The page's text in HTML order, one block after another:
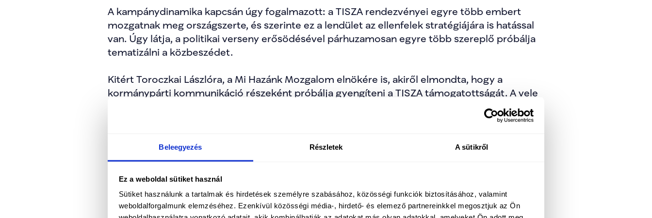
Beleegyezés Részletek A sütikről
Ez a weboldal sütiket használ
Sütiket használunk a tartalmak és hirdetések személyre szabásához, közösségi funkciók biztosításához, valamint
weboldalforgalmunk elemzéséhez. Ezenkívül közösségi média-, hirdető- és elemező partnereinkkel megosztjuk az Ön
A kampánydinamika kapcsán úgy fogalmazott: a TISZA rendezvényei egyre több embert
mozgatnak meg országszerte, és szerinte ez a lendület az ellenfelek stratégiájára is hatással
van. Úgy látja, a politikai verseny erősödésével párhuzamosan egyre több szereplő próbálja
tematizálni a közbeszédet.
Kitért Toroczkai Lászlóra, a Mi Hazánk Mozgalom elnökére is, akiről elmondta, hogy a
kormánypárti kommunikáció részeként próbálja gyengíteni a TISZA támogatottságát. A vele
helyszíneken, vele szemben nem folyt rendőrségi eljárás, ingatlanügyei pedig minden
Magyar Péter hangsúlyozta: a TISZA célja továbbra is a rendszerváltás, amelyhez szerinte
fegyelmezett, békés és aktív részvételre van szükség. Arra kérte támogatóit, hogy a
Kiemelte, hogy a következő hetekben az országjárás folytatódik, és több településen